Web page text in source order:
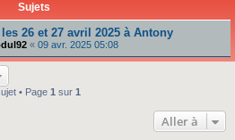
Sujets
26 et 27 avril 2025 à Antony
« 09 avr. 2025 05:08
• Page 1 sur 1
Aller à